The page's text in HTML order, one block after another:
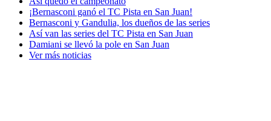
¡Bernasconi ganó el TC Pista en San Juan!
Bernasconi y Gandulia, los dueños de las series
Así van las series del TC Pista en San Juan
Damiani se llevó la pole en San Juan
Ver más noticias